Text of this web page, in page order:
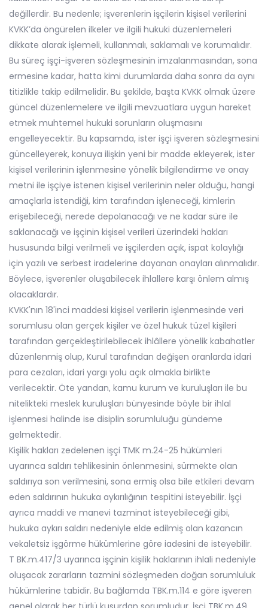
değillerdir. Bu nedenle; işverenlerin işçilerin kişisel verilerini
KVKK’da öngürelen ilkeler ve ilgili hukuki düzenlemeleri
dikkate alarak işlemeli, kullanmalı, saklamalı ve korumalıdır.
Bu süreç işçi-işveren sözleşmesinin imzalanmasından, sona
ermesine kadar, hatta kimi durumlarda daha sonra da aynı
titizlikle takip edilmelidir. Bu şekilde, başta KVKK olmak üzere
güncel düzenlemelere ve ilgili mevzuatlara uygun hareket
etmek muhtemel hukuki sorunların oluşmasını
engelleyecektir. Bu kapsamda, ister işçi işveren sözleşmesini
güncelleyerek, konuya ilişkin yeni bir madde ekleyerek, ister
kişisel verilerinin işlenmesine yönelik bilgilendirme ve onay
metni ile işçiye istenen kişisel verilerinin neler olduğu, hangi
amaçlarla istendiği, kim tarafından işleneceği, kimlerin
erişebileceği, nerede depolanacağı ve ne kadar süre ile
saklanacağı ve işçinin kişisel verileri üzerindeki hakları
hususunda bilgi verilmeli ve işçilerden açık, ispat kolaylığı
için yazılı ve serbest iradelerine dayanan onayları alınmalıdır.
Böylece, işverenler oluşabilecek ihlallere karşı önlem almış
olacaklardır.
KVKK'nın 18'inci maddesi kişisel verilerin işlenmesinde veri
sorumlusu olan gerçek kişiler ve özel hukuk tüzel kişileri
tarafından gerçekleştirilebilecek ihlâllere yönelik kabahatler
düzenlenmiş olup, Kurul tarafından değişen oranlarda idari
para cezaları, idari yargı yolu açık olmakla birlikte
verilecektir. Öte yandan, kamu kurum ve kuruluşları ile bu
nitelikteki meslek kuruluşları bünyesinde böyle bir ihlal
işlenmesi halinde ise disiplin sorumluluğu gündeme
gelmektedir.
Kişilik hakları zedelenen işçi TMK m.24-25 hükümleri
uyarınca saldırı tehlikesinin önlenmesini, sürmekte olan
saldırıya son verilmesini, sona ermiş olsa bile etkileri devam
eden saldırının hukuka aykırılığının tespitini isteyebilir. İşçi
ayrıca maddi ve manevi tazminat isteyebileceği gibi,
hukuka aykırı saldırı nedeniyle elde edilmiş olan kazancın
vekaletsiz işgörme hükümlerine göre iadesini de isteyebilir.
T BK.m.417/3 uyarınca işçinin kişilik haklarının ihlali nedeniyle
oluşacak zararların tazmini sözleşmeden doğan sorumluluk
hükümlerine tabidir. Bu bağlamda TBK.m.114 e göre işveren